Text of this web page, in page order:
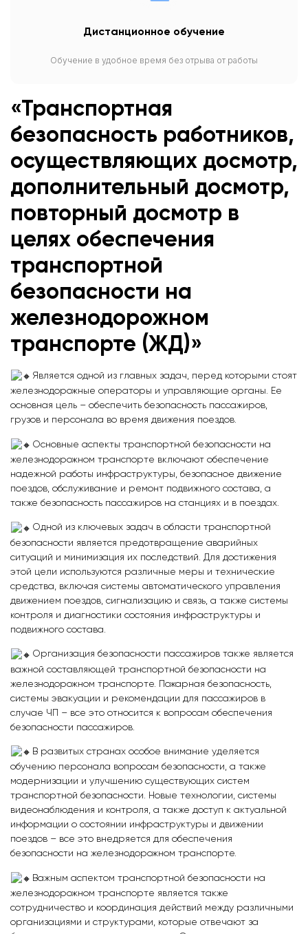
Дистанционное обучение
Обучение в удобное время без отрыва от работы
«Транспортная
безопасность работников,
осуществляющих досмотр,
дополнительный досмотр,
повторный досмотр в
целях обеспечения
транспортной
безопасности на
железнодорожном
транспорте (ЖД)»
Является одной из главных задач, перед которыми стоят
железнодорожные операторы и управляющие органы. Ее
основная цель – обеспечить безопасность пассажиров,
грузов и персонала во время движения поездов.
Основные аспекты транспортной безопасности на
железнодорожном транспорте включают обеспечение
надежной работы инфраструктуры, безопасное движение
поездов, обслуживание и ремонт подвижного состава, а
также безопасность пассажиров на станциях и в поездах.
Одной из ключевых задач в области транспортной
безопасности является предотвращение аварийных
ситуаций и минимизация их последствий. Для достижения
этой цели используются различные меры и технические
средства, включая системы автоматического управления
движением поездов, сигнализацию и связь, а также системы
контроля и диагностики состояния инфраструктуры и
подвижного состава.
Организация безопасности пассажиров также является
важной составляющей транспортной безопасности на
железнодорожном транспорте. Пожарная безопасность,
системы эвакуации и рекомендации для пассажиров в
случае ЧП – все это относится к вопросам обеспечения
безопасности пассажиров.
В развитых странах особое внимание уделяется
обучению персонала вопросам безопасности, а также
модернизации и улучшению существующих систем
транспортной безопасности. Новые технологии, системы
видеонаблюдения и контроля, а также доступ к актуальной
информации о состоянии инфраструктуры и движении
поездов – все это внедряется для обеспечения
безопасности на железнодорожном транспорте.
Важным аспектом транспортной безопасности на
железнодорожном транспорте является также
сотрудничество и координация действий между различными
организациями и структурами, которые отвечают за